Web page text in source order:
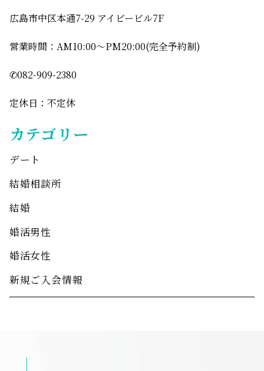
広島市中区本通7-29 アイビービル7F
営業時間：AM10:00〜PM20:00(完全予約制)
✆082-909-2380
定休日：不定休
カテゴリー
デート
結婚相談所
結婚
婚活男性
婚活女性
新規ご入会情報